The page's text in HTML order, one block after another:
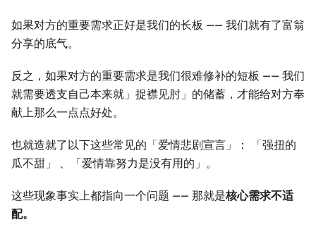
如果对方的重要需求正好是我们的长板 —— 我们就有了富翁
分享的底气。
反之，如果对方的重要需求是我们很难修补的短板 —— 我们
就需要透支自己本来就」捉襟见肘」的储蓄，才能给对方奉
献上那么一点点好处。
也就造就了以下这些常见的「爱情悲剧宣言」： 「强扭的
瓜不甜」 、「爱情靠努力是没有用的」。
这些现象事实上都指向一个问题 —— 那就是核心需求不适
配。